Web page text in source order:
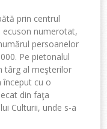
prin centrul
ecuson numerotat,
persoanelor
Pe pietonalul
târg al meşterilor
început cu o
din faţa
Culturii, unde s-a